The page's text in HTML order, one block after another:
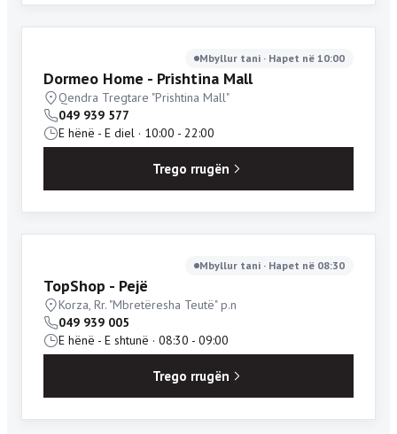
Mbyllur tani · Hapet në 10:00
Dormeo Home - Prishtina Mall
Qendra Tregtare "Prishtina Mall"
049 939 577
E hënë - E diel · 10:00 - 22:00
Trego rrugën
Mbyllur tani · Hapet në 08:30
TopShop - Pejë
Korza, Rr. "Mbretëresha Teutë" p.n
049 939 005
E hënë - E shtunë · 08:30 - 09:00
Trego rrugën